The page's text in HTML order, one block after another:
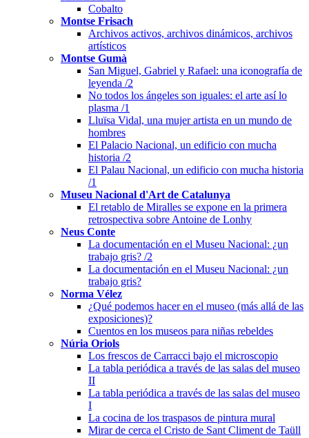
Cobalto
Montse Frisach
Archivos activos, archivos dinámicos, archivos
artísticos
Montse Gumà
San Miguel, Gabriel y Rafael: una iconografía de
leyenda /2
No todos los ángeles son iguales: el arte así lo
plasma /1
Lluïsa Vidal, una mujer artista en un mundo de
hombres
El Palacio Nacional, un edificio con mucha
historia /2
El Palau Nacional, un edificio con mucha historia
/1
Museu Nacional d'Art de Catalunya
El retablo de Miralles se expone en la primera
retrospectiva sobre Antoine de Lonhy
Neus Conte
La documentación en el Museu Nacional: ¿un
trabajo gris? /2
La documentación en el Museu Nacional: ¿un
trabajo gris?
Norma Vélez
¿Qué podemos hacer en el museo (más allá de las
exposiciones)?
Cuentos en los museos para niñas rebeldes
Núria Oriols
Los frescos de Carracci bajo el microscopio
La tabla periódica a través de las salas del museo
II
La tabla periódica a través de las salas del museo
I
La cocina de los traspasos de pintura mural
Mirar de cerca el Cristo de Sant Climent de Taüll